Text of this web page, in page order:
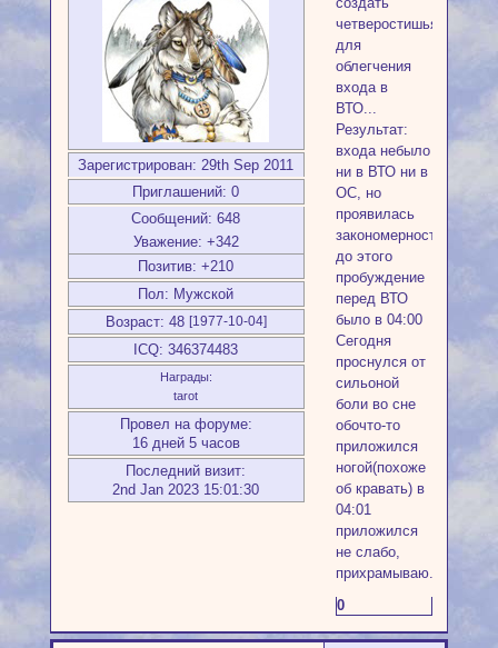
Зарегистрирован: 29th Sep 2011
Приглашений: 0
Сообщений: 648
Уважение: +342
Позитив: +210
Пол: Мужской
Возраст: 48 [1977-10-04]
ICQ: 346374483
Награды:
tarot
Провел на форуме:
16 дней 5 часов
Последний визит:
2nd Jan 2023 15:01:30
четверостишья
для
облегчения
входа в
ВТО...
Результат:
входа небыло
ни в ВТО ни в
ОС, но
проявилась
закономерность
до этого
пробуждение
перед ВТО
было в 04:00
Сегодня
проснулся от
сильоной
боли во сне
обочто-то
приложился
ногой(похоже
об кравать) в
04:01
приложился
не слабо,
прихрамываю...
0